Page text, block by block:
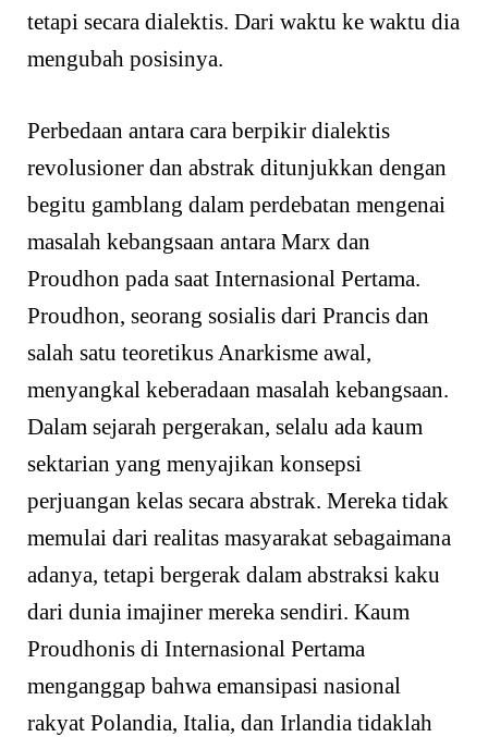
tetapi secara dialektis. Dari waktu ke waktu dia
mengubah posisinya.
Perbedaan antara cara berpikir dialektis
revolusioner dan abstrak ditunjukkan dengan
begitu gamblang dalam perdebatan mengenai
masalah kebangsaan antara Marx dan
Proudhon pada saat Internasional Pertama.
Proudhon, seorang sosialis dari Prancis dan
salah satu teoretikus Anarkisme awal,
menyangkal keberadaan masalah kebangsaan.
Dalam sejarah pergerakan, selalu ada kaum
sektarian yang menyajikan konsepsi
perjuangan kelas secara abstrak. Mereka tidak
memulai dari realitas masyarakat sebagaimana
adanya, tetapi bergerak dalam abstraksi kaku
dari dunia imajiner mereka sendiri. Kaum
Proudhonis di Internasional Pertama
menganggap bahwa emansipasi nasional
rakyat Polandia, Italia, dan Irlandia tidaklah